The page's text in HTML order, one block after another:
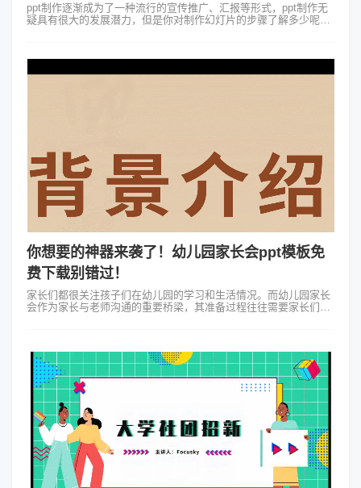
ppt制作逐渐成为了一种流行的宣传推广、汇报等形式，ppt制作无
疑具有很大的发展潜力，但是你对制作幻灯片的步骤了解多少呢？
你想要的神器来袭了！幼儿园家长会ppt模板免
费下载别错过！
家长们都很关注孩子们在幼儿园的学习和生活情况。而幼儿园家长
会作为家长与老师沟通的重要桥梁，其准备过程往往需要家长们花